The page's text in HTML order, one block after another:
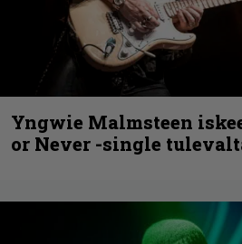
Yngwie Malmsteen
or Never -single